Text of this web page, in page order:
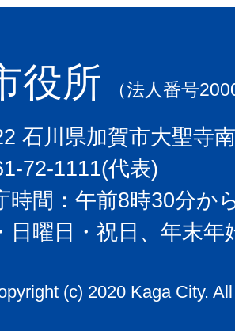
役所 （法人番号
石川県加賀市大聖寺
72-1111(代表)
時間：午前8時30分か
日曜日・祝日、年末
(c) 2020 Kaga City.